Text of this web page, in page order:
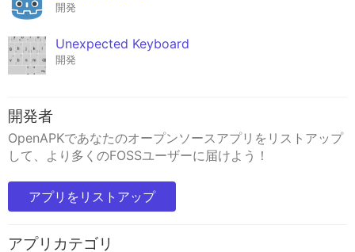
開発
Unexpected Keyboard
開発
開発者
OpenAPKであなたのオープンソースアプリをリストアップ
して、より多くのFOSSユーザーに届けよう！
アプリをリストアップ
アプリカテゴリ